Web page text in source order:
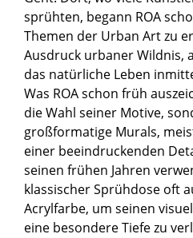
sprühten, begann ROA
Themen der Urban Art zu
Ausdruck urbaner Wildnis,
das natürliche Leben
Was ROA schon früh
die Wahl seiner Motive,
großformatige Murals,
einer beeindruckenden
seinen frühen Jahren
klassischer Sprühdose oft
Acrylfarbe, um seinen
eine besondere Tiefe zu